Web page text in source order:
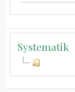
Systematik